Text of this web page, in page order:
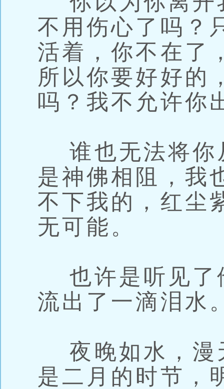
不用伤心了吗？
活着，你不在了
所以你要好好的
吗？我不允许你
谁也无法将你
是神佛相阻，我
不下我的，红尘
无可能。
也许是听见了
流出了一滴泪水
夜晚如水，漫
是二月的时节，